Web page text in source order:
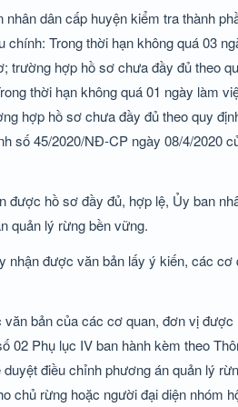
dân cấp huyện kiểm tra thành
Trong thời hạn không quá 03
trường hợp hồ sơ chưa đầy đủ theo
thời hạn không quá 01 ngày làm
hợp hồ sơ chưa đầy đủ theo quy
số 45/2020/NĐ-CP ngày 08/4/2020
hồ sơ đầy đủ, hợp lệ, Ủy ban
quản lý rừng bền vững.
nhận được văn bản lấy ý kiến, các cơ
bản của các cơ quan, đơn vị
02 Phụ lục IV ban hành kèm theo
điều chỉnh phương án quản lý
chủ rừng hoặc người đại diện nhóm